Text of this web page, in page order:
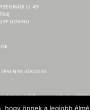
U. 49
NYILATKOZAT
Főigazgatóság
hogy önnek a legjobb